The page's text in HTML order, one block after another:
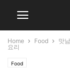
Home Food
맛
요리
Food